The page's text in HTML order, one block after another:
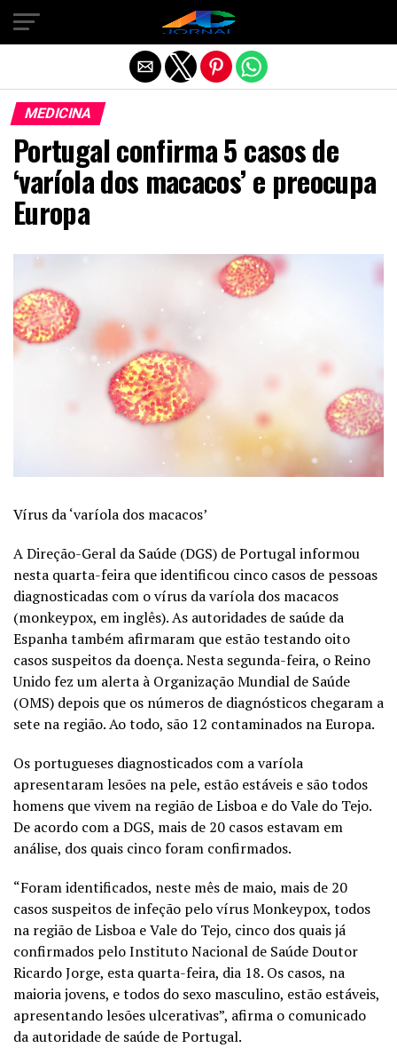
MEDICINA
Portugal confirma 5 casos de
‘varíola dos macacos’ e preocupa
Europa
Vírus da ‘varíola dos macacos’
A Direção-Geral da Saúde (DGS) de Portugal informou
nesta quarta-feira que identificou cinco casos de pessoas
diagnosticadas com o vírus da varíola dos macacos
(monkeypox, em inglês). As autoridades de saúde da
Espanha também afirmaram que estão testando oito
casos suspeitos da doença. Nesta segunda-feira, o Reino
Unido fez um alerta à Organização Mundial de Saúde
(OMS) depois que os números de diagnósticos chegaram a
sete na região. Ao todo, são 12 contaminados na Europa.
Os portugueses diagnosticados com a varíola
apresentaram lesões na pele, estão estáveis e são todos
homens que vivem na região de Lisboa e do Vale do Tejo.
De acordo com a DGS, mais de 20 casos estavam em
análise, dos quais cinco foram confirmados.
“Foram identificados, neste mês de maio, mais de 20
casos suspeitos de infeção pelo vírus Monkeypox, todos
na região de Lisboa e Vale do Tejo, cinco dos quais já
confirmados pelo Instituto Nacional de Saúde Doutor
Ricardo Jorge, esta quarta-feira, dia 18. Os casos, na
maioria jovens, e todos do sexo masculino, estão estáveis,
apresentando lesões ulcerativas”, afirma o comunicado
da autoridade de saúde de Portugal.
Exit mobile version